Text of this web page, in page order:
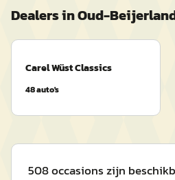
Dealers inOud-
Carel Wüst Classics
48auto's
508 occasions zijn